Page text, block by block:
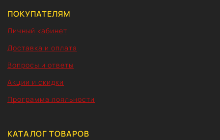
ПОКУПАТЕЛЯМ
Личный кабинет
Доставка и оплата
Вопросы и ответы
Акции и скидки
Программа лояльности
КАТАЛОГ ТОВАРОВ